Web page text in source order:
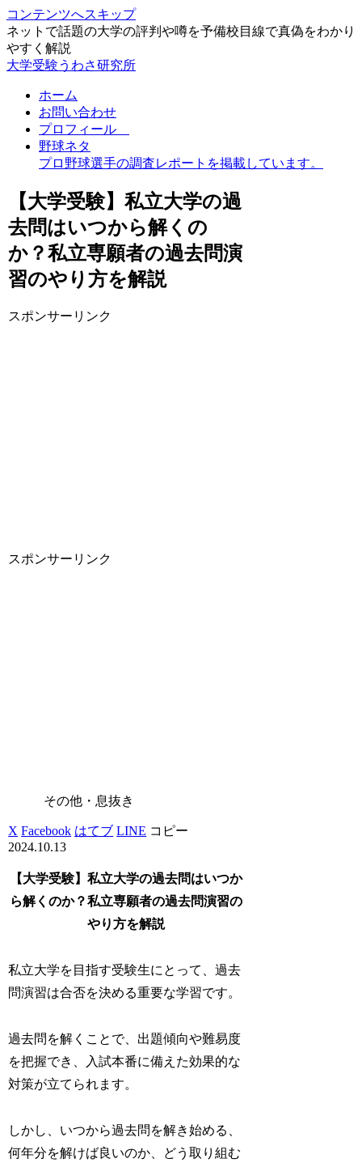
コンテンツへスキップ
ネットで話題の大学の評判や噂を予備校目線で真偽をわかり
やすく解説
大学受験うわさ研究所
ホーム
お問い合わせ
プロフィール
野球ネタ
プロ野球選手の調査レポートを掲載しています。
【大学受験】私立大学の過
去問はいつから解くの
か？私立専願者の過去問演
習のやり方を解説
スポンサーリンク
スポンサーリンク
その他・息抜き
X Facebook はてブ LINE コピー
2024.10.13
【大学受験】私立大学の過去問はいつか
ら解くのか？私立専願者の過去問演習の
やり方を解説
私立大学を目指す受験生にとって、過去
問演習は合否を決める重要な学習です。
過去問を解くことで、出題傾向や難易度
を把握でき、入試本番に備えた効果的な
対策が立てられます。
しかし、いつから過去問を解き始める、
何年分を解けば良いのか、どう取り組む